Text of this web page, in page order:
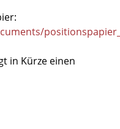
in Kürze einen